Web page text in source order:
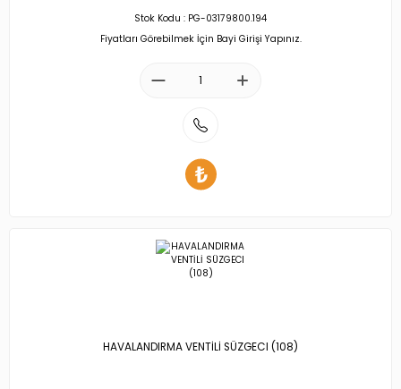
Stok Kodu : PG-03179800.194
Fiyatları Görebilmek İçin Bayi Girişi Yapınız.
HAVALANDIRMA VENTİLİ SÜZGECI (108)